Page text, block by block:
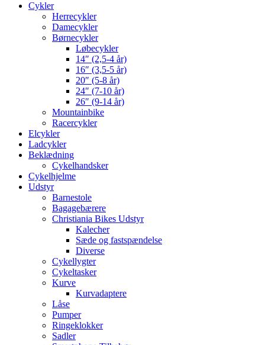
Cykler
Herrecykler
Damecykler
Børnecykler
Løbecykler
14″ (2,5-4 år)
16″ (3,5-5 år)
20″ (5-8 år)
24″ (7-10 år)
26″ (9-14 år)
Mountainbike
Racercykler
Elcykler
Ladcykler
Beklædning
Cykelhandsker
Cykelhjelme
Udstyr
Barnestole
Bagagebærere
Christiania Bikes Udstyr
Kalecher
Sæde og fastspændelse
Diverse
Cykellygter
Cykeltasker
Kurve
Kurvadaptere
Låse
Pumper
Ringeklokker
Sadler